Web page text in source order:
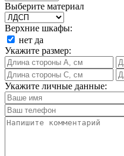
Выберите материал
Верхние шкафы:
нет да
Укажите размер:
Укажите личные данные: